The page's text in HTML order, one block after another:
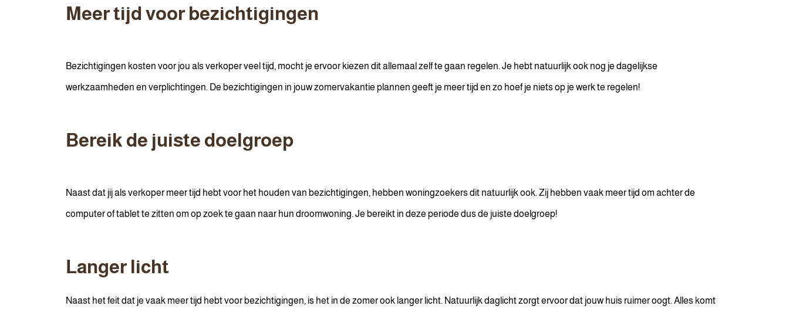
Meer tijd voor bezichtigingen
Bezichtigingen kosten voor jou als verkoper veel tijd, mocht je ervoor kiezen dit allemaal zelf te gaan regelen. Je hebt natuurlijk ook nog je dagelijkse
werkzaamheden en verplichtingen. De bezichtigingen in jouw zomervakantie plannen geeft je meer tijd en zo hoef je niets op je werk te regelen!
Bereik de juiste doelgroep
Naast dat jij als verkoper meer tijd hebt voor het houden van bezichtigingen, hebben woningzoekers dit natuurlijk ook. Zij hebben vaak meer tijd om achter de
computer of tablet te zitten om op zoek te gaan naar hun droomwoning. Je bereikt in deze periode dus de juiste doelgroep!
Langer licht
Naast het feit dat je vaak meer tijd hebt voor bezichtigingen, is het in de zomer ook langer licht. Natuurlijk daglicht zorgt ervoor dat jouw huis ruimer oogt. Alles komt